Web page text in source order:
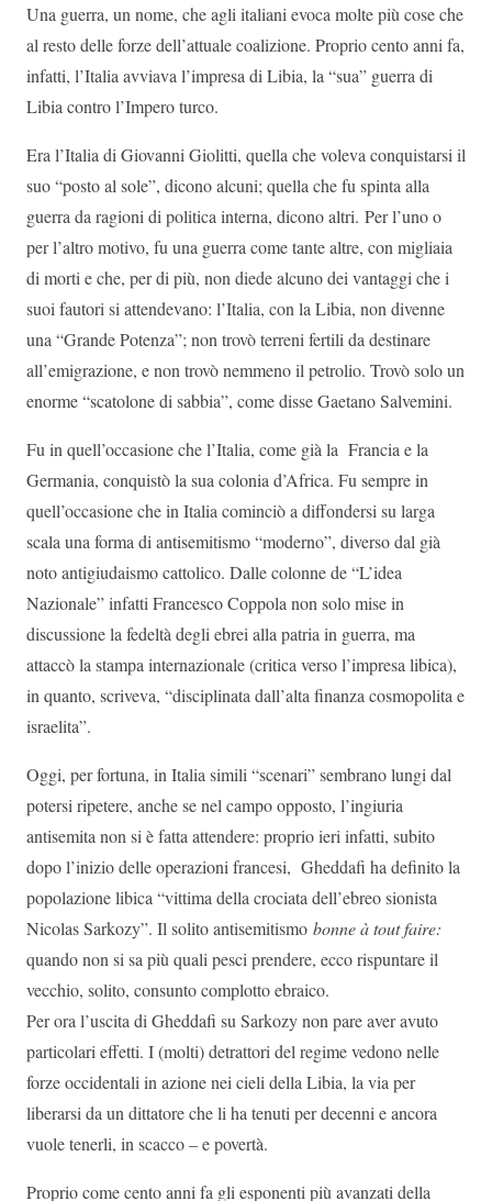
Una guerra, un nome, che agli italiani evoca molte più cose che
al resto delle forze dell’attuale coalizione. Proprio cento anni fa,
infatti, l’Italia avviava l’impresa di Libia, la “sua” guerra di
Libia contro l’Impero turco.
Era l’Italia di Giovanni Giolitti, quella che voleva conquistarsi il
suo “posto al sole”, dicono alcuni; quella che fu spinta alla
guerra da ragioni di politica interna, dicono altri. Per l’uno o
per l’altro motivo, fu una guerra come tante altre, con migliaia
di morti e che, per di più, non diede alcuno dei vantaggi che i
suoi fautori si attendevano: l’Italia, con la Libia, non divenne
una “Grande Potenza”; non trovò terreni fertili da destinare
all’emigrazione, e non trovò nemmeno il petrolio. Trovò solo un
enorme “scatolone di sabbia”, come disse Gaetano Salvemini.
Fu in quell’occasione che l’Italia, come già la Francia e la
Germania, conquistò la sua colonia d’Africa. Fu sempre in
quell’occasione che in Italia cominciò a diffondersi su larga
scala una forma di antisemitismo “moderno”, diverso dal già
noto antigiudaismo cattolico. Dalle colonne de “L’idea
Nazionale” infatti Francesco Coppola non solo mise in
discussione la fedeltà degli ebrei alla patria in guerra, ma
attaccò la stampa internazionale (critica verso l’impresa libica),
in quanto, scriveva, “disciplinata dall’alta finanza cosmopolita e
israelita”.
Oggi, per fortuna, in Italia simili “scenari” sembrano lungi dal
potersi ripetere, anche se nel campo opposto, l’ingiuria
antisemita non si è fatta attendere: proprio ieri infatti, subito
dopo l’inizio delle operazioni francesi, Gheddafi ha definito la
popolazione libica “vittima della crociata dell’ebreo sionista
Nicolas Sarkozy”. Il solito antisemitismo bonne à tout faire:
quando non si sa più quali pesci prendere, ecco rispuntare il
vecchio, solito, consunto complotto ebraico.
Per ora l’uscita di Gheddafi su Sarkozy non pare aver avuto
particolari effetti. I (molti) detrattori del regime vedono nelle
forze occidentali in azione nei cieli della Libia, la via per
liberarsi da un dittatore che li ha tenuti per decenni e ancora
vuole tenerli, in scacco – e povertà.
Proprio come cento anni fa gli esponenti più avanzati della